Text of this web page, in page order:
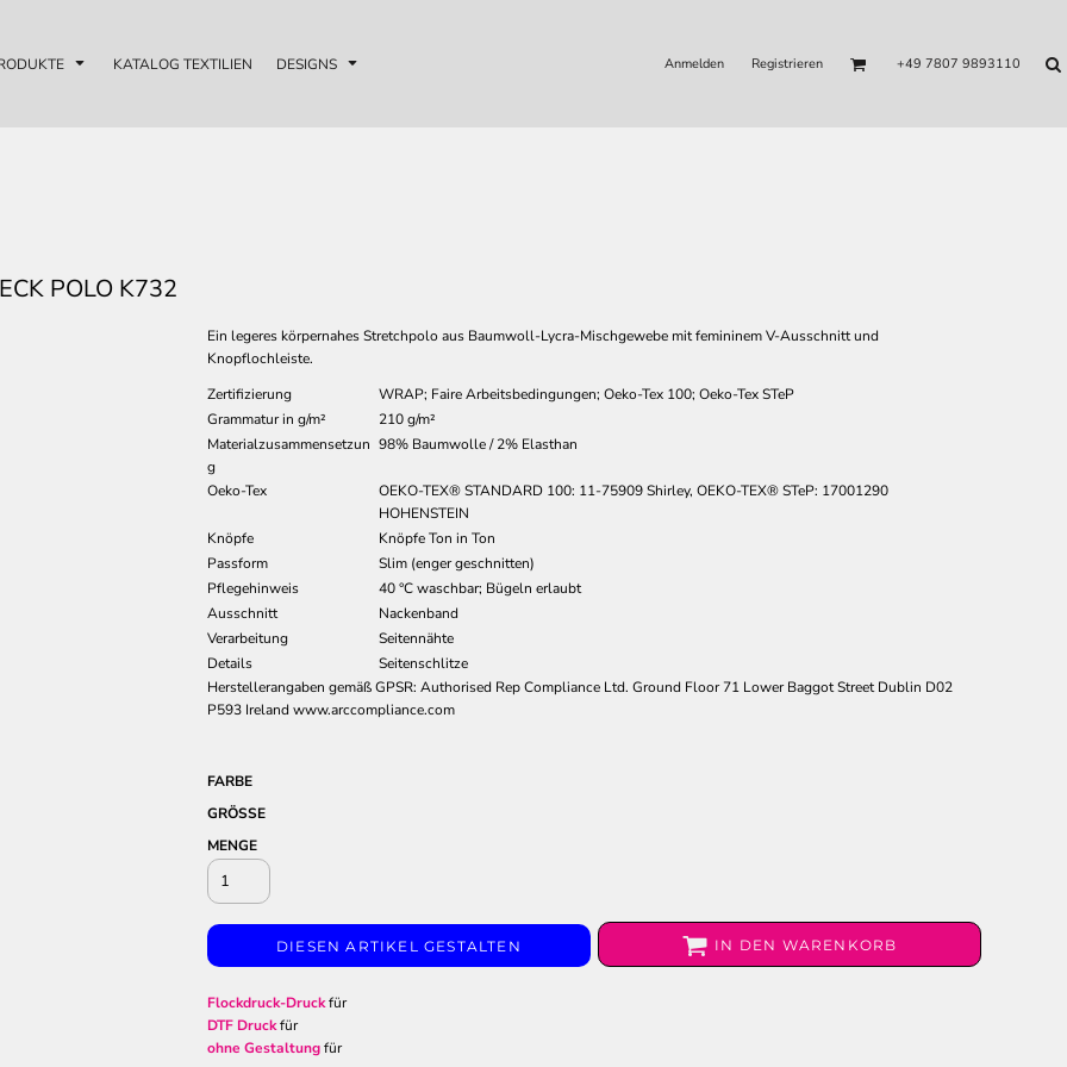
KATALOG TEXTILIEN DESIGNS Anmelden Registrieren +49 7807 9893110
POLO K732
Ein legeres körpernahes Stretchpolo aus Baumwoll-Lycra-Mischgewebe mit femininem V-Ausschnitt und
Knopflochleiste.
Zertifizierung
WRAP; Faire Arbeitsbedingungen; Oeko-Tex 100; Oeko-Tex STeP
Grammatur in g/m²
210 g/m²
Materialzusammensetzun
g
98% Baumwolle / 2% Elasthan
Oeko-Tex
OEKO-TEX® STANDARD 100: 11-75909 Shirley, OEKO-TEX® STeP: 17001290
HOHENSTEIN
Knöpfe
Knöpfe Ton in Ton
Passform
Slim (enger geschnitten)
Pflegehinweis
40 °C waschbar; Bügeln erlaubt
Ausschnitt
Nackenband
Verarbeitung
Seitennähte
Details
Seitenschlitze
Herstellerangaben gemäß GPSR: Authorised Rep Compliance Ltd. Ground Floor 71 Lower Baggot Street Dublin D02
P593 Ireland www.arccompliance.com
FARBE
GRÖSSE
MENGE
DIESEN ARTIKEL GESTALTEN IN DEN WARENKORB
Flockdruck-Druckfür
DTF Druckfür
ohne Gestaltungfür